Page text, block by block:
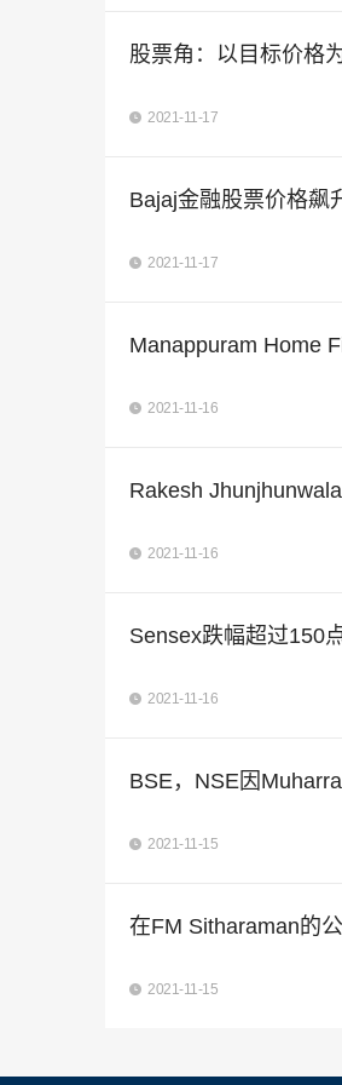
股票角：以目标价格
2021-11-17
Bajaj金融股票价格飙
2021-11-17
Manappuram Home
2021-11-16
Rakesh
2021-11-16
Sensex跌幅超过150
2021-11-16
BSE，NSE因
2021-11-15
在FM Sitharaman的
2021-11-15